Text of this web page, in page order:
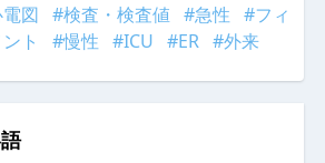
図 #検査・検査値 #急性 #フィ
ト
#慢性 #ICU #ER #外来